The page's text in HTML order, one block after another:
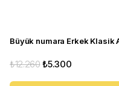
₺5.300
₺12.260